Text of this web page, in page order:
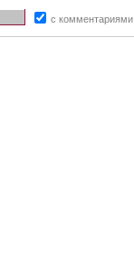
с комментариями